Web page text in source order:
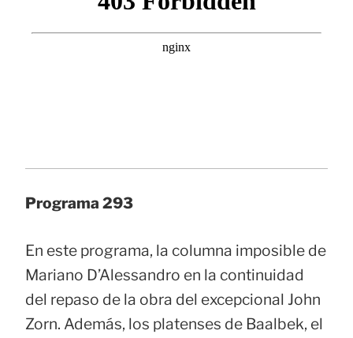
Programa 293
En este programa, la columna imposible de
Mariano D’Alessandro en la continuidad
del repaso de la obra del excepcional John
Zorn. Además, los platenses de Baalbek, el